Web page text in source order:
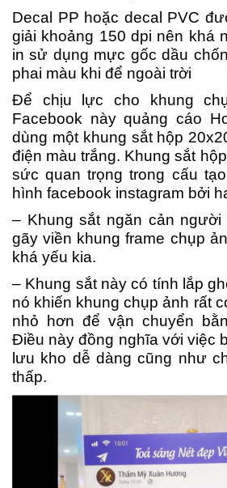
Decal PP hoặc decal PVC
giải khoảng 150 dpi nên khá
in sử dụng mực gốc dầu
phai màu khi để ngoài trời
Để chịu lực cho khung
Facebook này quảng cáo
dùng một khung sắt hộp
điện màu trắng. Khung sắt
sức quan trọng trong cấu
hình facebook instagram bởi
– Khung sắt ngăn cản người
gãy viền khung frame chụp
khá yếu kia.
– Khung sắt này có tính lắp
nó khiến khung chụp ảnh rất
nhỏ hơn để vận chuyển
Điều này đồng nghĩa với việc
lưu kho dễ dàng cũng như
thấp.